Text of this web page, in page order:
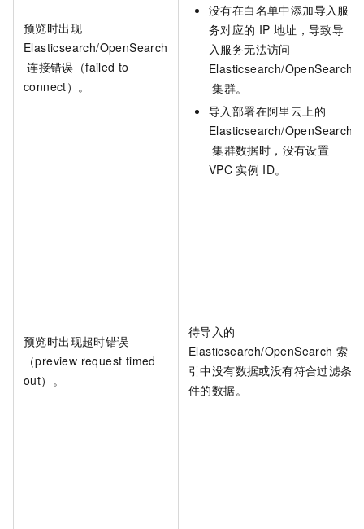
预览时出现
Elasticsearch/OpenSearch
连接错误（failed to
connect）。
没有在白名单中添加导入服
务对应的 IP 地址，导致导
入服务无法访问
Elasticsearch/OpenSearch
集群。
导入部署在阿里云上的
Elasticsearch/OpenSearch
集群数据时，没有设置
VPC 实例 ID。
预览时出现超时错误
（preview request timed
out）。
待导入的
Elasticsearch/OpenSearch 索
引中没有数据或没有符合过滤条
件的数据。